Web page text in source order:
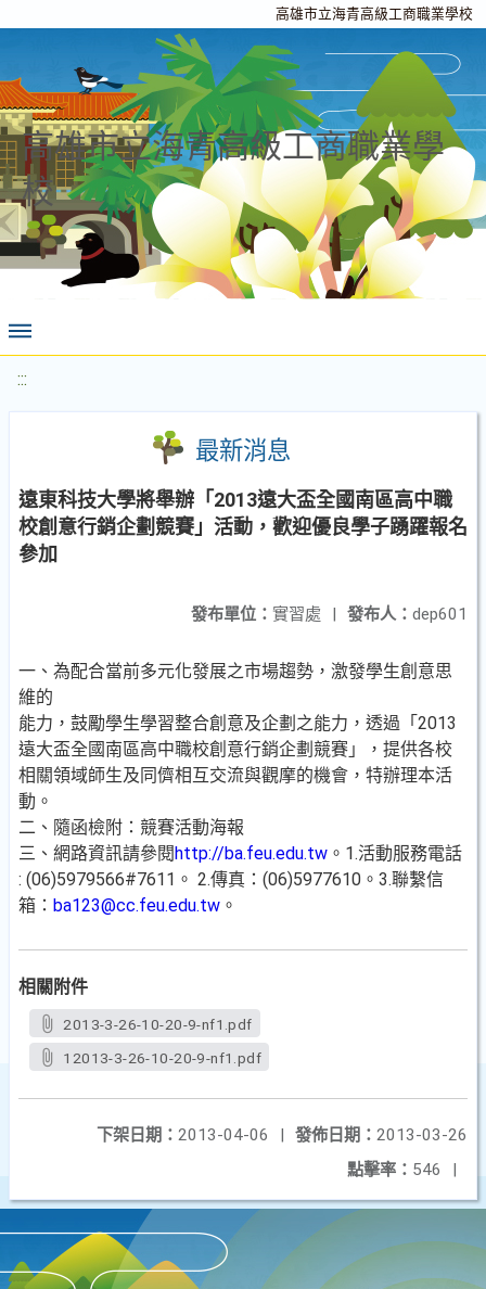
高雄市立海青高級工商職業學校
高雄市立海青高級工商職業學
校
:::
最新消息
遠東科技大學將舉辦「2013遠大盃全國南區高中職
校創意行銷企劃競賽」活動，歡迎優良學子踴躍報名
參加
發布人： dep601
發布單位： 實習處 |
一、為配合當前多元化發展之市場趨勢，激發學生創意思
維的
能力，鼓勵學生學習整合創意及企劃之能力，透過「2013
遠大盃全國南區高中職校創意行銷企劃競賽」，提供各校
相關領域師生及同儕相互交流與觀摩的機會，特辦理本活
動。
二、隨函檢附：競賽活動海報
三、網路資訊請參閱http://ba.feu.edu.tw 。1.活動服務電話
: (06)5979566#7611。 2.傳真：(06)5977610。3.聯繫信
箱： ba123@cc.feu.edu.tw 。
相關附件
2013-3-26-10-20-9-nf1.pdf
12013-3-26-10-20-9-nf1.pdf
發佈日期： 2013-03-26
下架日期： 2013-04-06
|
點擊率： 546 |